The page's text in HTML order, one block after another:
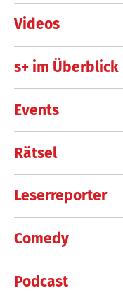
Videos
s+ im Überblick
Events
Rätsel
Leserreporter
Comedy
Podcast